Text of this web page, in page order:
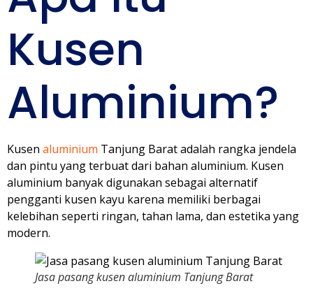
Kusen
Aluminium?
Kusen aluminium Tanjung Barat adalah rangka jendela
dan pintu yang terbuat dari bahan aluminium. Kusen
aluminium banyak digunakan sebagai alternatif
pengganti kusen kayu karena memiliki berbagai
kelebihan seperti ringan, tahan lama, dan estetika yang
modern.
Jasa pasang kusen aluminium Tanjung Barat